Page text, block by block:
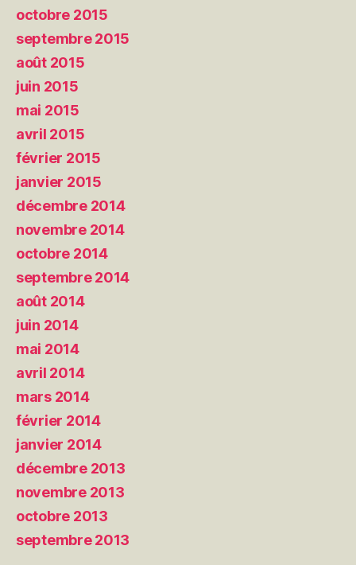
octobre 2015
septembre 2015
août 2015
juin 2015
mai 2015
avril 2015
février 2015
janvier 2015
décembre 2014
novembre 2014
octobre 2014
septembre 2014
août 2014
juin 2014
mai 2014
avril 2014
mars 2014
février 2014
janvier 2014
décembre 2013
novembre 2013
octobre 2013
septembre 2013